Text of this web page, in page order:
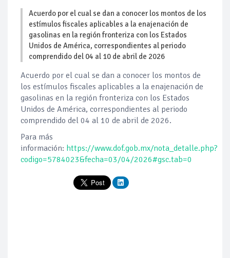
Acuerdo por el cual se dan a conocer los montos de los
estímulos fiscales aplicables a la enajenación de
gasolinas en la región fronteriza con los Estados
Unidos de América, correspondientes al periodo
comprendido del 04 al 10 de abril de 2026
Acuerdo por el cual se dan a conocer los montos de
los estímulos fiscales aplicables a la enajenación de
gasolinas en la región fronteriza con los Estados
Unidos de América, correspondientes al periodo
comprendido del 04 al 10 de abril de 2026.
Para más
información: https://www.dof.gob.mx/nota_detalle.php?
codigo=5784023&fecha=03/04/2026#gsc.tab=0